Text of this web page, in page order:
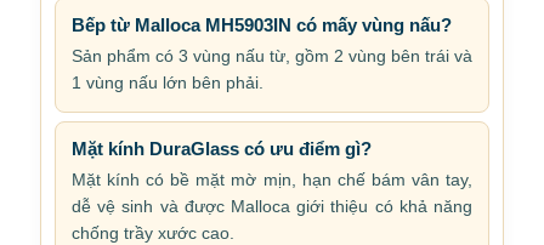
Bếp từ Malloca MH5903IN có mấy vùng nấu?
Sản phẩm có 3 vùng nấu từ, gồm 2 vùng bên trái và
1 vùng nấu lớn bên phải.
Mặt kính DuraGlass có ưu điểm gì?
Mặt kính có bề mặt mờ mịn, hạn chế bám vân tay,
dễ vệ sinh và được Malloca giới thiệu có khả năng
chống trầy xước cao.